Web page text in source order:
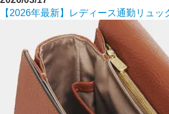
【2026年最新】レディース通勤リュッ